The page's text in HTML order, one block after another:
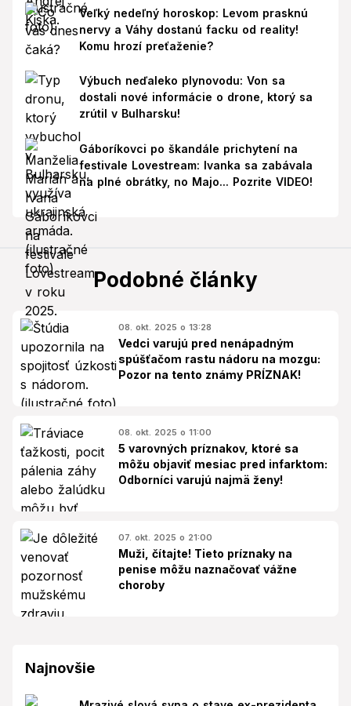
Veľký nedeľný horoskop: Levom prasknú
nervy a Váhy dostanú facku od reality!
Komu hrozí preťaženie?
Výbuch neďaleko plynovodu: Von sa
dostali nové informácie o drone, ktorý sa
zrútil v Bulharsku!
Gáboríkovci po škandále prichytení na
festivale Lovestream: Ivanka sa zabávala
na plné obrátky, no Majo... Pozrite VIDEO!
Podobné články
08. okt. 2025 o 13:28
Vedci varujú pred nenápadným
spúšťačom rastu nádoru na mozgu:
Pozor na tento známy PRÍZNAK!
08. okt. 2025 o 11:00
5 varovných príznakov, ktoré sa
môžu objaviť mesiac pred infarktom:
Odborníci varujú najmä ženy!
07. okt. 2025 o 21:00
Muži, čítajte! Tieto príznaky na
penise môžu naznačovať vážne
choroby
Najnovšie